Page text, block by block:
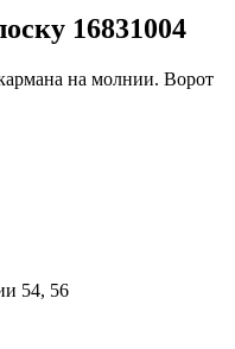
16831004
на молнии. Ворот
54, 56